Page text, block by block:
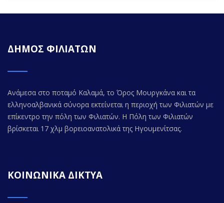
ΔΗΜΟΣ ΦΙΛΙΑΤΩΝ
Ανάμεσα στο ποταμό Καλαμά, το Όρος Μουργκάνα και τα
ελληνοαλβανικά σύνορα εκτείνεται η περιοχή των Φιλιατών με
επίκεντρο την πόλη των Φιλιατών. Η Πόλη των Φιλιατών
βρίσκεται 17 χλμ βορειοανατολικά της Ηγουμενίτσας.
ΚΟΙΝΩΝΙΚΑ ΔΙΚΤΥΑ